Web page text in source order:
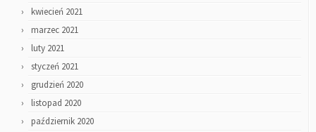
kwiecień 2021
marzec 2021
luty 2021
styczeń 2021
grudzień 2020
listopad 2020
październik 2020